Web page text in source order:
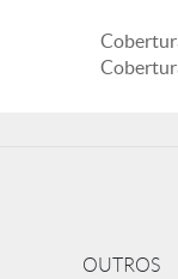
OUTROS